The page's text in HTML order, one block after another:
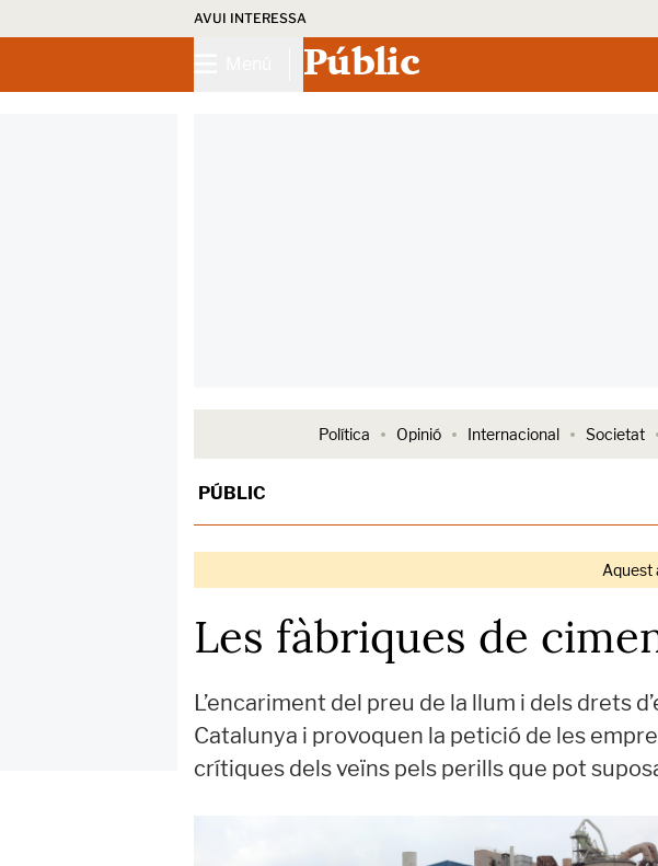
AVUI INTERESSA
Públic
Política Opinió Internacional Societat
PÚBLIC
Aquest
Les fàbriques de
L’encariment del preu de la llum i dels drets
Catalunya i provoquen la petició de les
crítiques dels veïns pels perills que pot